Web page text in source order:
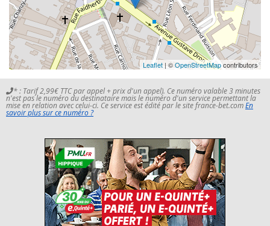
Leaflet | ©OpenStreetMapcontributors
* : Tarif 2,99€ TTC par appel + prix d'un appel). Ce numéro valable 3 minutes
n'est pas le numéro du destinataire mais le numéro d'un service permettant la
mise en relation avec celui-ci. Ce service est édité par le site france-bet.comEn
savoir plus sur ce numéro ?